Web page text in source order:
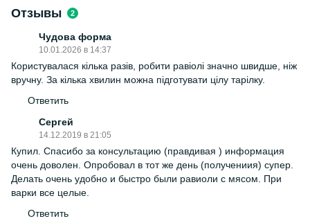
Отзывы 2
Чудова форма
10.01.2026 в 14:37
Користувалася кілька разів, робити равіолі значно швидше, ніж
вручну. За кілька хвилин можна підготувати цілу тарілку.
Ответить
Сергей
14.12.2019 в 21:05
Купил. Спасибо за консультацию (правдивая ) информация
очень доволен. Опробовал в тот же день (получениия) супер.
Делать очень удобно и быстро были равиоли с мясом. При
варки все целые.
Ответить